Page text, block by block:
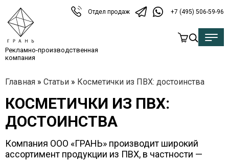
Отдел продаж +7 (495) 506-59-96
Рекламно-производственная
компания
Главная » Статьи » Косметички из ПВХ: достоинства
КОСМЕТИЧКИ ИЗ ПВХ:
ДОСТОИНСТВА
Компания ООО «ГРАНЬ» производит широкий
ассортимент продукции из ПВХ, в частности —